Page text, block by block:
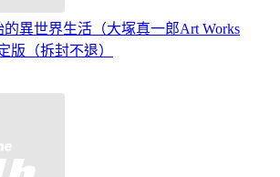
的異世界生活（大塚真一郎Art Works
版（拆封不退）